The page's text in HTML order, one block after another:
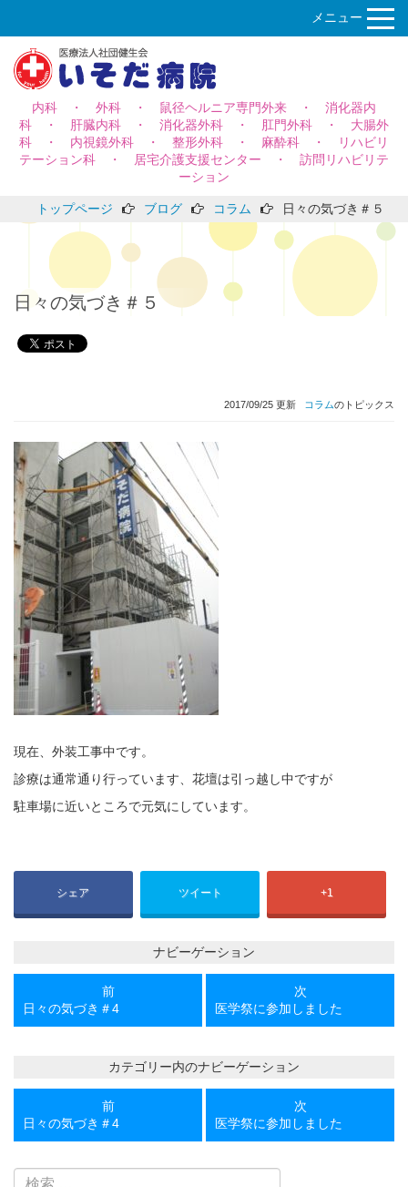
メニュー
内科 ・ 外科 ・ 鼠径ヘルニア専門外来 ・ 消化器内
科 ・ 肝臓内科 ・ 消化器外科 ・ 肛門外科 ・ 大腸外
科 ・ 内視鏡外科 ・ 整形外科 ・ 麻酔科 ・ リハビリ
テーション科 ・ 居宅介護支援センター ・ 訪問リハビリテ
ーション
トップページ ブログ コラム 日々の気づき＃５
日々の気づき＃５
2017/09/25 更新 コラムのトピックス
現在、外装工事中です。
診療は通常通り行っています、花壇は引っ越し中ですが
駐車場に近いところで元気にしています。
シェア ツイート +1
ナビーゲーション
投
前
日々の気づき＃4
投
次
医学祭に参加しました
カテゴリー内のナビーゲーション
投
前
日々の気づき＃4
投
次
医学祭に参加しました
検
索: